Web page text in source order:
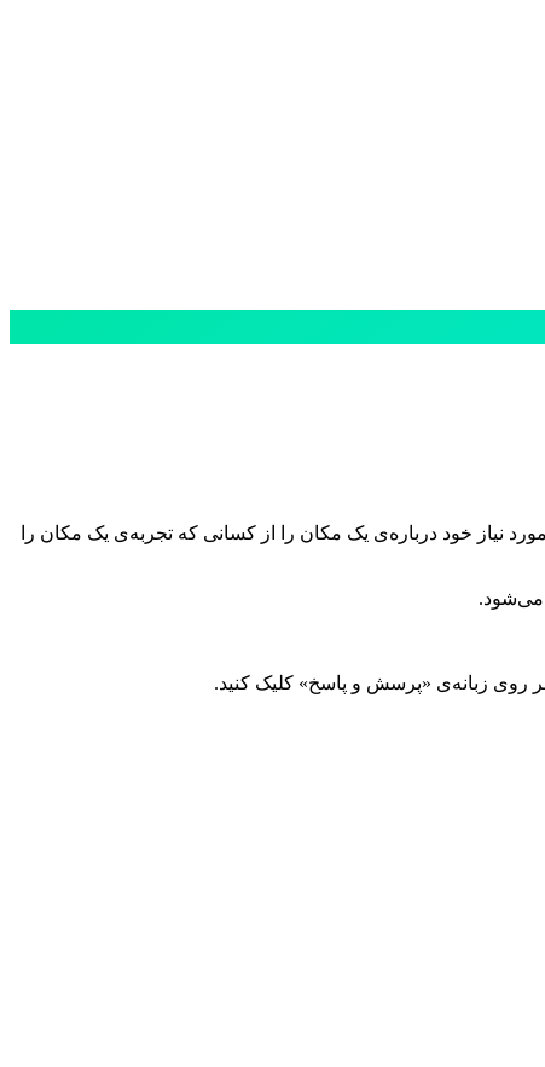
خود درباره‌ی یک مکان را از کسانی که تجربه‌ی یک مکان را
می‌شود.
روی زبانه‌ی «پرسش و پاسخ» کلیک کنید.